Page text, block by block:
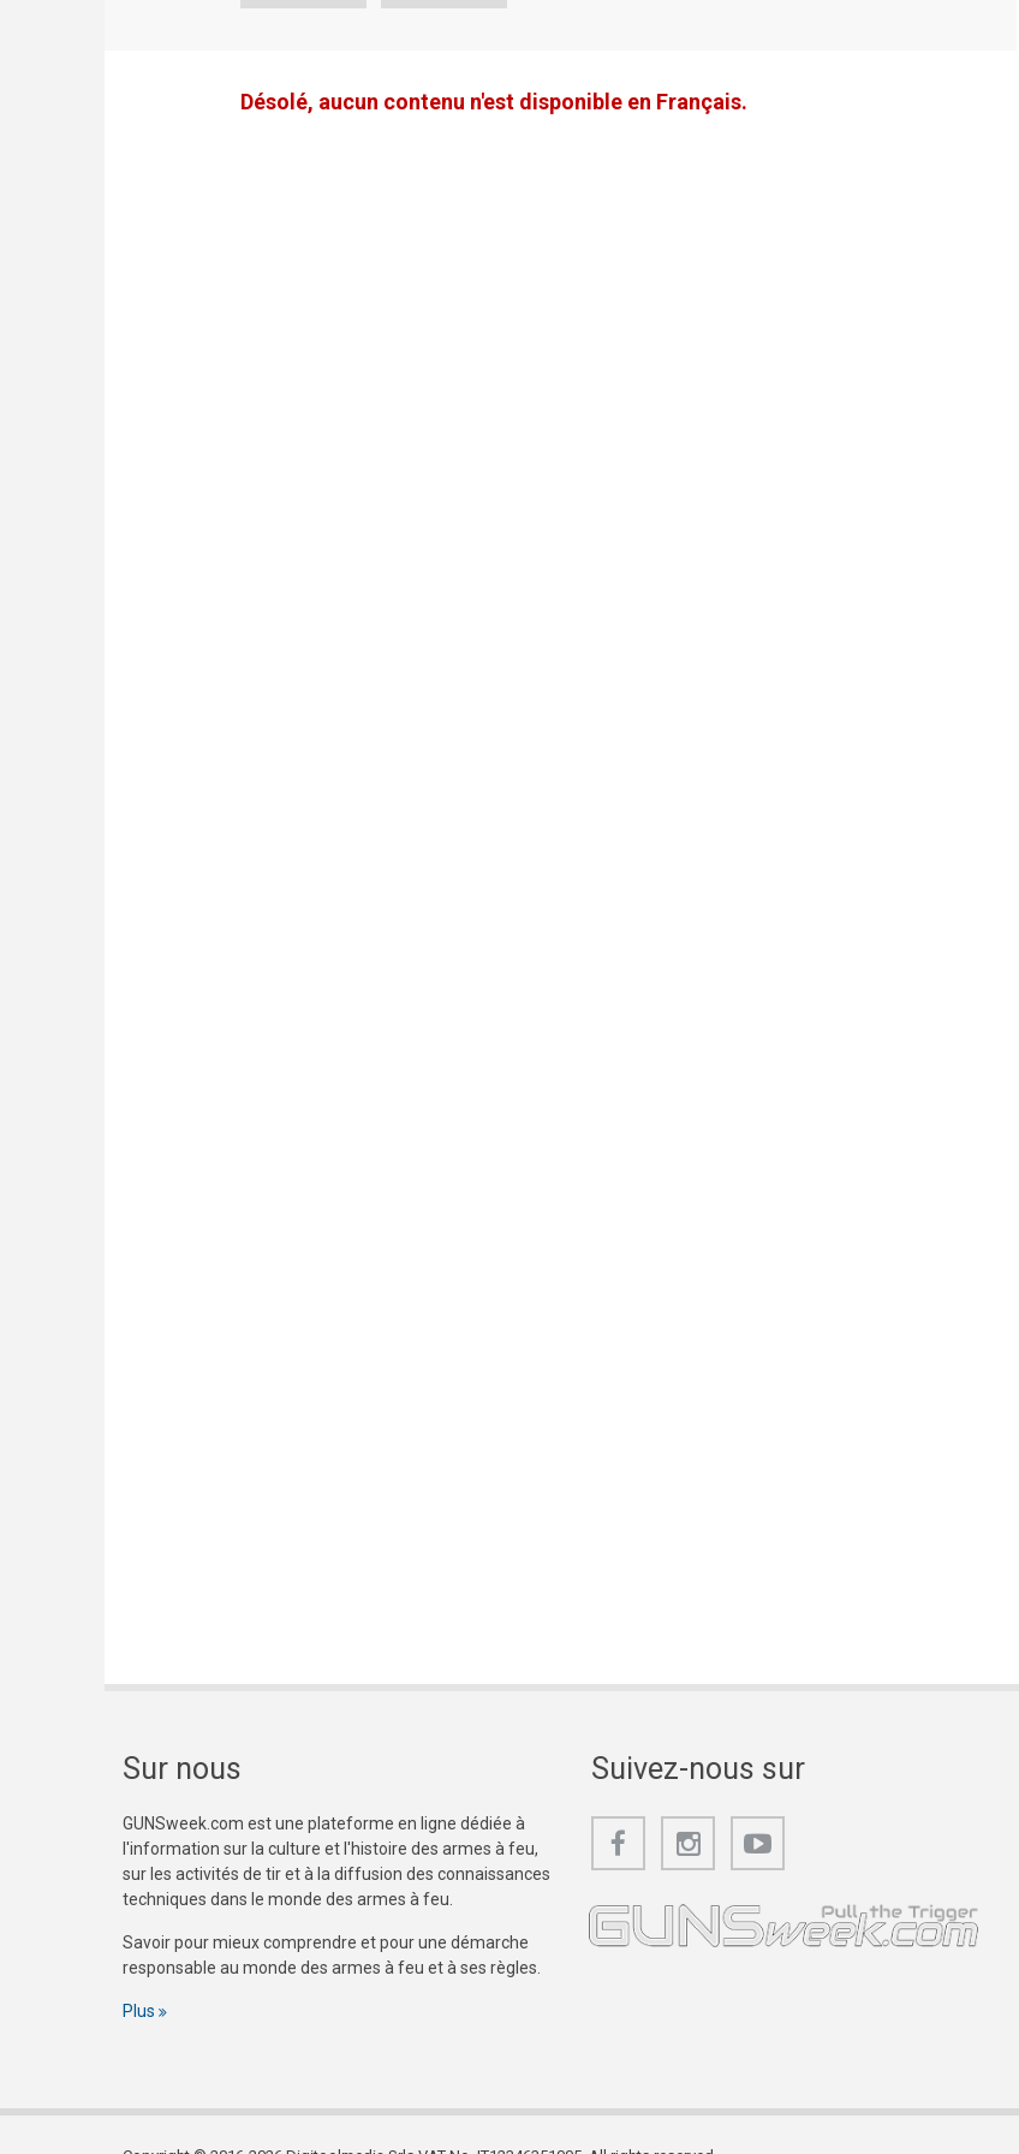
Désolé, aucun contenu n'est disponible en Français.
Sur nous
GUNSweek.com est une plateforme en ligne dédiée à
l'information sur la culture et l'histoire des armes à feu,
sur les activités de tir et à la diffusion des connaissances
techniques dans le monde des armes à feu.
Savoir pour mieux comprendre et pour une démarche
responsable au monde des armes à feu et à ses règles.
Plus
Suivez-nous sur